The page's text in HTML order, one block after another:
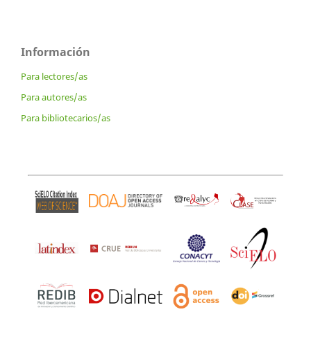
Información
Para lectores/as
Para autores/as
Para bibliotecarios/as